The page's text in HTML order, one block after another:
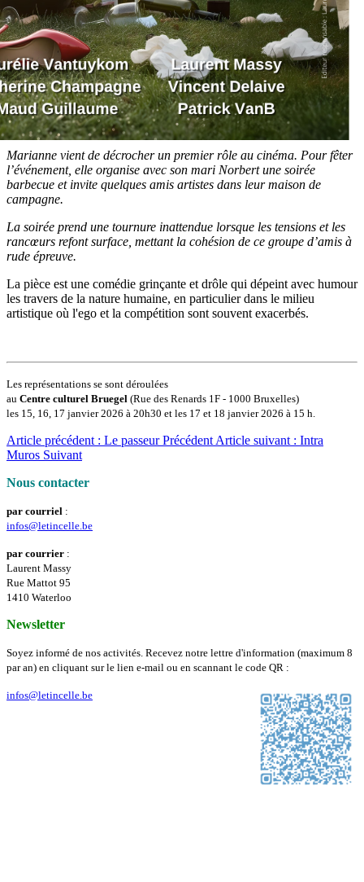
Marianne vient de décrocher un premier rôle au cinéma. Pour fêter
l’événement, elle organise avec son mari Norbert une soirée
barbecue et invite quelques amis artistes dans leur maison de
campagne.
La soirée prend une tournure inattendue lorsque les tensions et les
rancœurs refont surface, mettant la cohésion de ce groupe d’amis à
rude épreuve.
La pièce est une comédie grinçante et drôle qui dépeint avec humour
les travers de la nature humaine, en particulier dans le milieu
artistique où l'ego et la compétition sont souvent exacerbés.
Les représentations se sont déroulées
au Centre culturel Bruegel (Rue des Renards 1F - 1000 Bruxelles)
les 15, 16, 17 janvier 2026 à 20h30 et les 17 et 18 janvier 2026 à 15 h.
Article précédent : Le passeurPrécédent Article suivant : Intra
Muros Suivant
Nous contacter
par courriel :
infos@letincelle.be
par courrier :
Laurent Massy
Rue Mattot 95
1410 Waterloo
Newsletter
Soyez informé de nos activités. Recevez notre lettre d'information (maximum 8
par an) en cliquant sur le lien e-mail ou en scannant le code QR :
infos@letincelle.be